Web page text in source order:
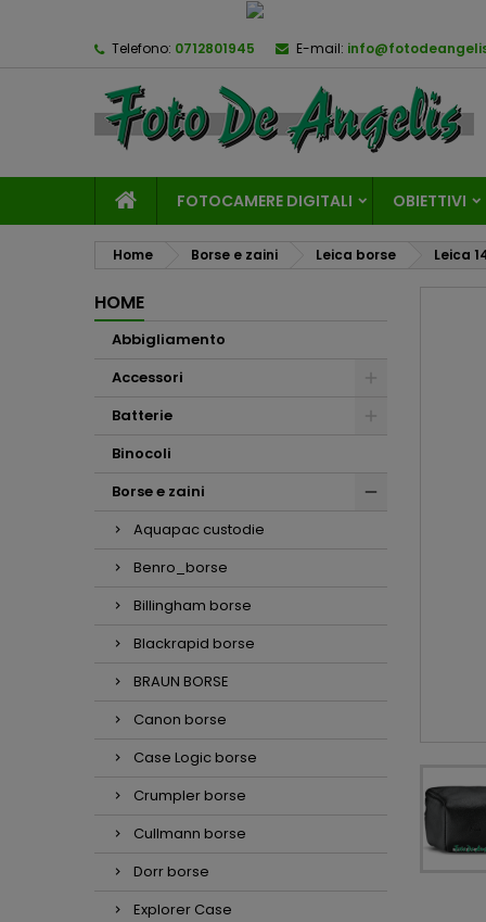
Telefono: 0712801945 E-mail:
FOTOCAMERE DIGITALI OBIETTIVI
Home Borse e zaini Leica borse Leica
HOME
Abbigliamento
Accessori
Batterie
Binocoli
Borse e zaini
Aquapac custodie
Benro_borse
Billingham borse
Blackrapid borse
BRAUN BORSE
Canon borse
Case Logic borse
Crumpler borse
Cullmann borse
Dorr borse
Explorer Case